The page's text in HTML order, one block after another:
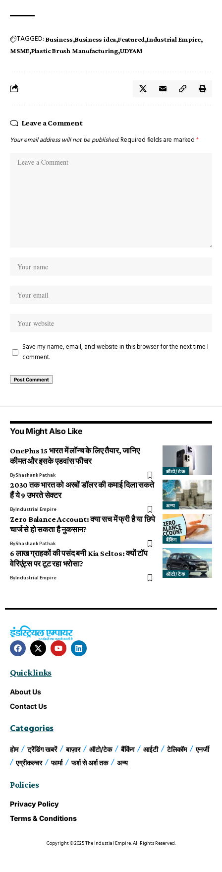
TAGGED: Business Business idea Featured Industrial Empire
MSME Plastic Brush Manufacturing UDYAM
Leave a Comment
Your email address will not be published.Required fields are marked *
Save my name, email, and website in this browser for the next time I
comment.
You Might Also Like
ऑटो/टेक
OnePlus 15 भारत में लॉन्च के लिए तैयार, जानिए
कीमत और इसके एडवांस फीचर
ByShashank Pathak
अन्य
2030 तक भारत को अरबों डॉलर की कमाई दिला सकते
हैं ये 9 उभरते सेक्टर
ByIndustrial Empire
बैंकिंग
Zero Balance Account: क्या सच में फ्री है या छिपे
चार्ज से हो सकता है नुकसान?
ByShashank Pathak
ऑटो/टेक
6 लाख ग्राहकों की पसंद बनी Kia Seltos: क्यों टॉप
वेरिएंट्स पर टूट रहा भरोसा?
ByIndustrial Empire
Quick links
About Us
Contact Us
Categories
होम ट्रेंडिंग खबरें बाज़ार ऑटो/टेक बैंकिंग आईटी टेलिकॉम
एनर्जी
एग्रीकल्चर
फार्मा फर्श से अर्श तक अन्य
Policies
Privacy Policy
Terms & Conditions
Copyright © 2025 The Industial Empire. All Rights Reserved.